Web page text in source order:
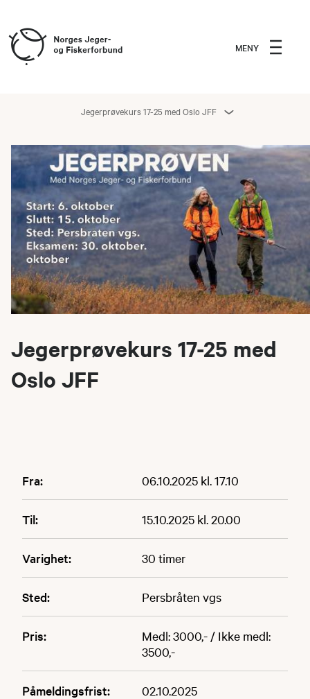
MENY
Jegerprøvekurs 17-25 med Oslo JFF
Jegerprøvekurs 17-25 med
Oslo JFF
Fra: 06.10.2025 kl. 17.10
Til: 15.10.2025 kl. 20.00
Varighet: 30 timer
Sted: Persbråten vgs
Pris:
Medl: 3000,- / Ikke medl:
3500,-
Påmeldingsfrist: 02.10.2025